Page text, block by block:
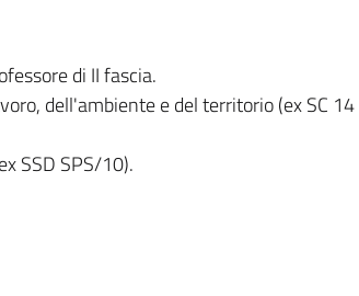
di II fascia.
dell'ambiente e del territorio (ex SC 14
SSD SPS/10).